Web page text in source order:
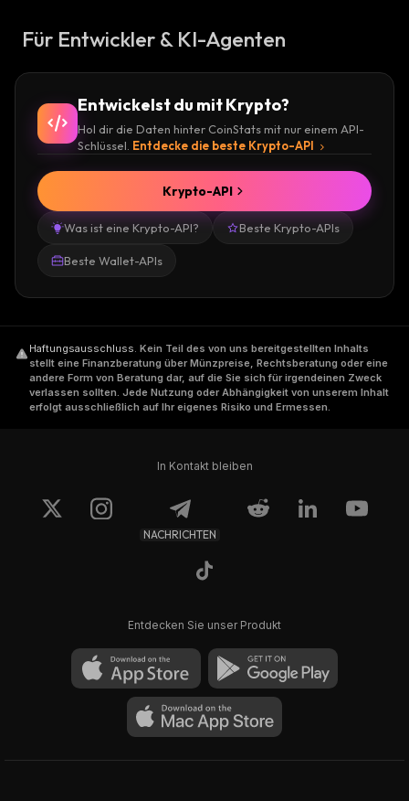
Für Entwickler & KI-Agenten
Entwickelst du mit Krypto?
Hol dir die Daten hinter CoinStats mit nur einem API-
Schlüssel. Entdecke die beste Krypto-API
Was ist eine Krypto-API? Beste Krypto-APIs
Beste Wallet-APIs
Krypto-API
Haftungsausschluss. Kein Teil des von uns bereitgestellten Inhalts
stellt eine Finanzberatung über Münzpreise, Rechtsberatung oder eine
andere Form von Beratung dar, auf die Sie sich für irgendeinen Zweck
verlassen sollten. Jede Nutzung oder Abhängigkeit von unserem Inhalt
erfolgt ausschließlich auf Ihr eigenes Risiko und Ermessen.
In Kontakt bleiben
NACHRICHTEN
Entdecken Sie unser Produkt